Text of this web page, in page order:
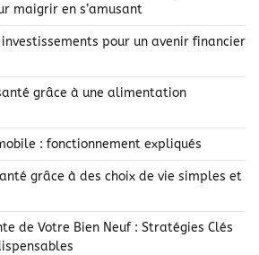
maigrir en s’amusant
pour un avenir financier
grâce à une alimentation
: fonctionnement expliqués
grâce à des choix de vie simples et
de Votre Bien Neuf : Stratégies Clés